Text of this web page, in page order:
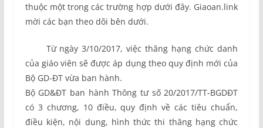
thuộc một trong các trường hợp dưới đây. Giaoan.link
mời các bạn theo dõi bên dưới.
Từ ngày 3/10/2017, việc thăng hạng chức danh
của giáo viên sẽ được áp dụng theo quy định mới của
Bộ GD-ĐT vừa ban hành.
Bộ GD&ĐT ban hành Thông tư số 20/2017/TT-BGDĐT
có 3 chương, 10 điều, quy định về các tiêu chuẩn,
điều kiện, nội dung, hình thức thi thăng hạng chức